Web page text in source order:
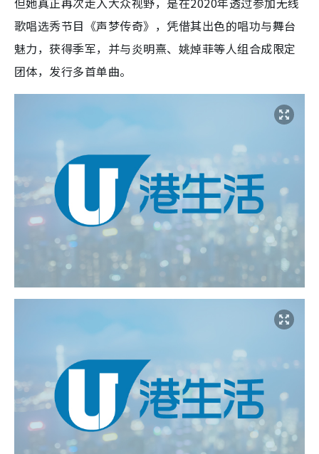
歌唱选秀节目《声梦传奇》，凭借其出色的唱功与舞台
魅力，获得季军，并与炎明熹、姚焯菲等人组合成限定
团体，发行多首单曲。